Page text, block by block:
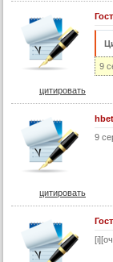
9
цитировать
9
цитировать